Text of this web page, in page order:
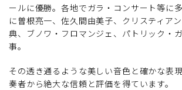
ールに優勝。各地でガラ・コンサート等に
に曽根亮一、佐久間由美子、クリスティア
典、ブノワ・フロマンジェ、パトリック・
事。
その透き通るような美しい音色と確かな表
奏者から絶大な信頼と評価を得ています。